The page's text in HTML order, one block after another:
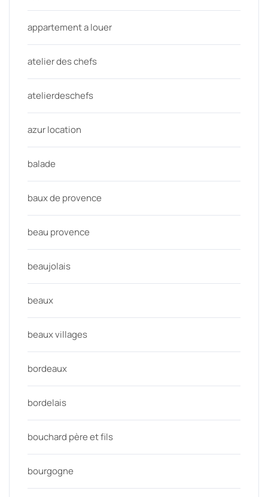
appartement a louer
atelier des chefs
atelierdeschefs
azur location
balade
baux de provence
beau provence
beaujolais
beaux
beaux villages
bordeaux
bordelais
bouchard père et fils
bourgogne